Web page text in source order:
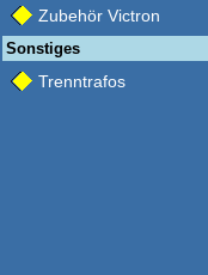
Zubehör Victron
Sonstiges
Trenntrafos